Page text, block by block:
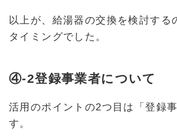
以上が、給湯器の交換を検討する
タイミングでした。
④-2登録事業者について
活用のポイントの2つ目は「登録
す。